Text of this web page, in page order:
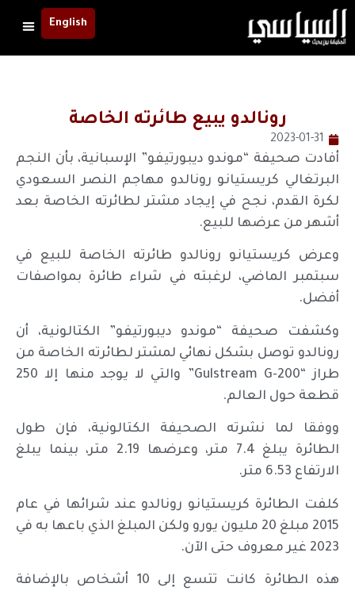
English
رونالدو يبيع طائرته الخاصة
2023-01-31
أفادت صحيفة “موندو ديبورتيفو” الإسبانية، بأن النجم
البرتغالي كريستيانو رونالدو مهاجم النصر السعودي
لكرة القدم، نجح في إيجاد مشتر لطائرته الخاصة بعد
أشهر من عرضها للبيع.
وعرض كريستيانو رونالدو طائرته الخاصة للبيع في
سبتمبر الماضي، لرغبته في شراء طائرة بمواصفات
أفضل.
وكشفت صحيفة “موندو ديبورتيفو” الكتالونية، أن
رونالدو توصل بشكل نهائي لمشتر لطائرته الخاصة من
طراز “Gulstream G-200” والتي لا يوجد منها إلا 250
قطعة حول العالم.
ووفقا لما نشرته الصحيفة الكتالونية، فإن طول
الطائرة يبلغ 7.4 متر، وعرضها 2.19 متر، بينما يبلغ
الارتفاع 6.53 متر.
كلفت الطائرة كريستيانو رونالدو عند شرائها في عام
2015 مبلغ 20 مليون يورو ولكن المبلغ الذي باعها به في
2023 غير معروف حتى الآن.
هذه الطائرة كانت تتسع إلى 10 أشخاص بالإضافة